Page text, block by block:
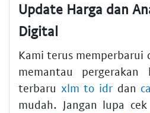
Update Harga dan
Digital
Kami terus memperbarui
memantau
terbaru xlm to idrdan
mudah. Jangan lupa cek